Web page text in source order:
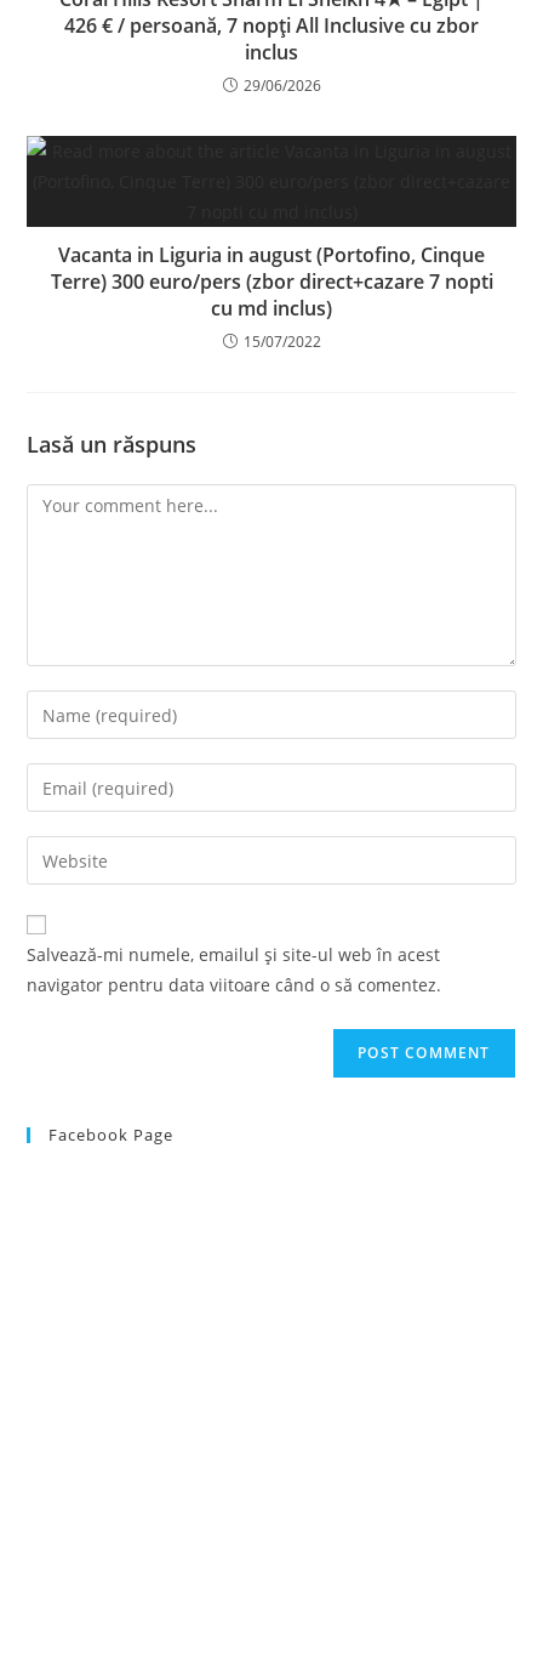
426 € / persoană, 7 nopți All Inclusive cu zbor
inclus
29/06/2026
Vacanta in Liguria in august (Portofino, Cinque
Terre) 300 euro/pers (zbor direct+cazare 7 nopti
cu md inclus)
15/07/2022
Lasă un răspuns
Comment
Enter
your
name
comment
Enter
your
email
address
comment
Enter
your
website
URL
Salvează-mi numele, emailul și site-ul web în acest
navigator pentru data viitoare când o să comentez.
Facebook Page